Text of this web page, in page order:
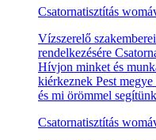
Csatornatisztítás
Vízszerelő
rendelkezésére
Hívjon minket és
kiérkeznek Pest
és mi örömmel segítünk
Csatornatisztítás